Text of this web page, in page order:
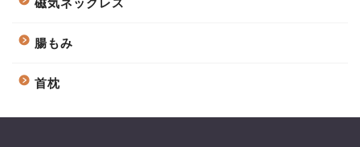
腸もみ
首枕